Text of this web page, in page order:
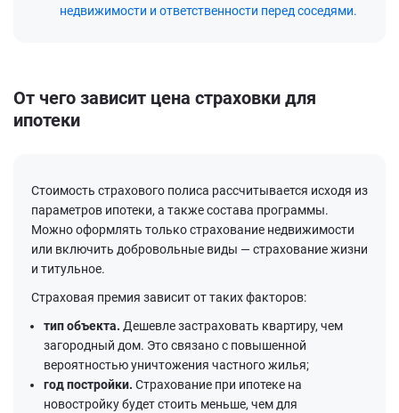
недвижимости и ответственности перед соседями.
От чего зависит цена страховки для
ипотеки
Стоимость страхового полиса рассчитывается исходя из
параметров ипотеки, а также состава программы.
Можно оформлять только страхование недвижимости
или включить добровольные виды — страхование жизни
и титульное.
Страховая премия зависит от таких факторов:
тип объекта. Дешевле застраховать квартиру, чем
загородный дом. Это связано с повышенной
вероятностью уничтожения частного жилья;
год постройки. Страхование при ипотеке на
новостройку будет стоить меньше, чем для